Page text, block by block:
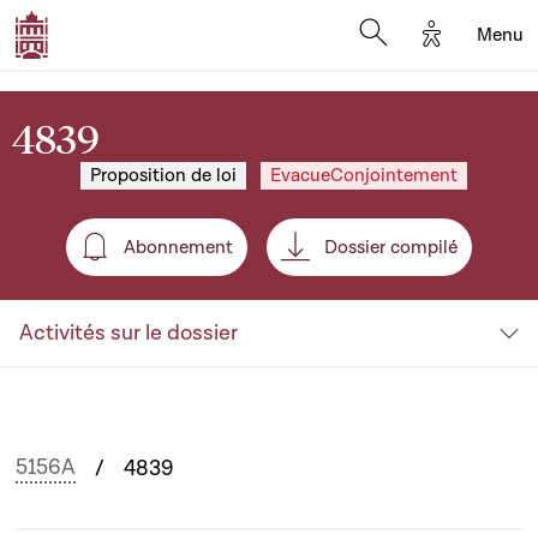
Options
Menu
4839
Proposition de loi EvacueConjointement
Abonnement
Abonnement Dossier compilé
Activités sur le dossier
5156A 4839